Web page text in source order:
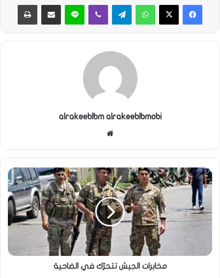
واتساب تيلقرام ڤايبر لاين مشاركة عبر البريد طباعة
alrakeeblbm alrakeeblbmobi
مخابرات الجيش تتحرّك في الضاحية